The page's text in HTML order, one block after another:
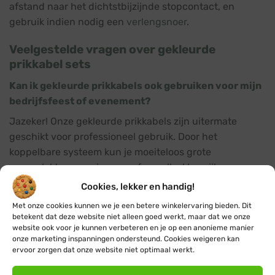
Cookies, lekker en handig!
Met onze cookies kunnen we je een betere winkelervaring bieden. Dit
betekent dat deze website niet alleen goed werkt, maar dat we onze
website ook voor je kunnen verbeteren en je op een anonieme manier
onze marketing inspanningen ondersteund. Cookies weigeren kan
ervoor zorgen dat onze website niet optimaal werkt.
afstand naar het dichtstbijzijnde stopcontact, en
gebruik indien nodig een verlengsnoer.
Veelgestelde vragen over gekleurde
prikkabel sets
Kan ik gekleurde prikkabels ook gebruiken voor mijn
bedrijfsfeest of evenement?
Jazeker! Onze gekleurde prikkabels zijn uitermate
geschikt voor professioneel gebruik. Door het
koppelbare systeem kun je moeiteloos grote
oppervlaktes voorzien van sfeervolle, kleurrijke
verlichting.
Zijn de gekleurde lampjes in de prikkabels te
vervangen?
Ja, alle prikkabels hebben E27 fittingen, dus je kunt de